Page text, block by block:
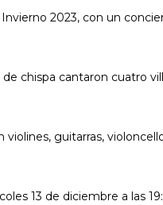
2023, con un
chispa cantaron cuatro
guitarras,
13 de diciembre a las